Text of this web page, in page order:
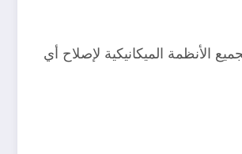
الميكانيكية لإصلاح أي